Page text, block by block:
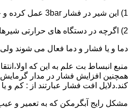
1) این شیر در فشار 3bar عمل کرده و حجم اضافی آب مدار گرمایش را تخلیه می کند.
2) اگرچه در دستگاه های حرارتی شیرهای اطمینان با افزایش فشار،
دما و یا فشار و دما فعال می شوند
منبع انبساط بت علم به این که
همچنین افزایش فشار در مدار گرمایش
کند.دلایل افت فشار عبارتند از : کم و
مشکل رایج آبگرمکن که به تعمیر و عیب